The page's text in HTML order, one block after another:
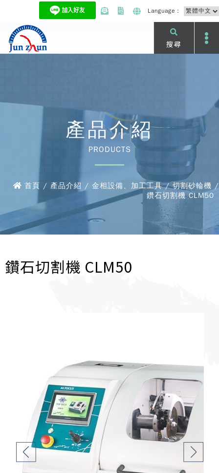
Language：
搜尋
產品介紹
PRODUCTS
首頁 / 產品介紹 / 金相設備、加工工具 / 切割砂輪機 /
鑽石切割機 CLM50
鑽石切割機 CLM50